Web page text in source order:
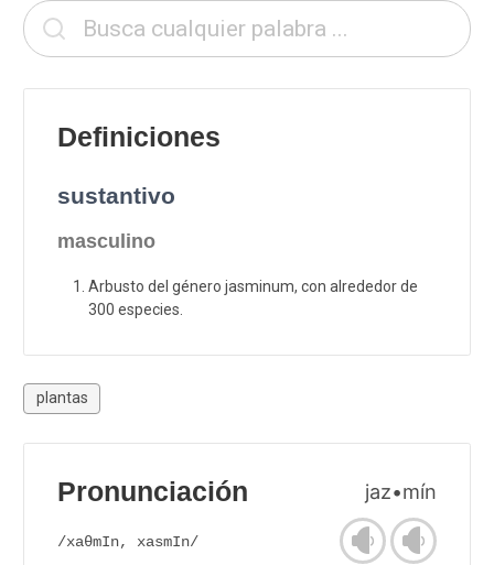
Definiciones
sustantivo
masculino
Arbusto del género jasminum, con alrededor de
300 especies.
plantas
Pronunciación jaz•mín
/xaθmIn, xasmIn/